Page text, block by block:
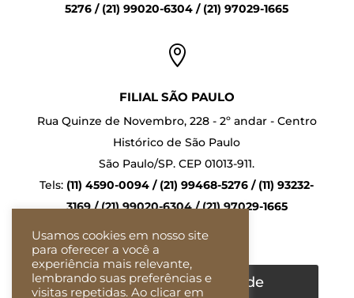
5276 / (21) 99020-6304 / (21) 97029-1665

FILIAL SÃO PAULO
Rua Quinze de Novembro, 228 - 2º andar - Centro
Histórico de São Paulo
São Paulo/SP. CEP 01013-911.
Tels: (11) 4590-0094 / (21) 99468-5276 / (11) 93232-
3169 / (21) 99020-6304 / (21) 97029-1665
Confira nossa Política de
Usamos cookies em nosso site
para oferecer a você a
experiência mais relevante,
lembrando suas preferências e
visitas repetidas. Ao clicar em